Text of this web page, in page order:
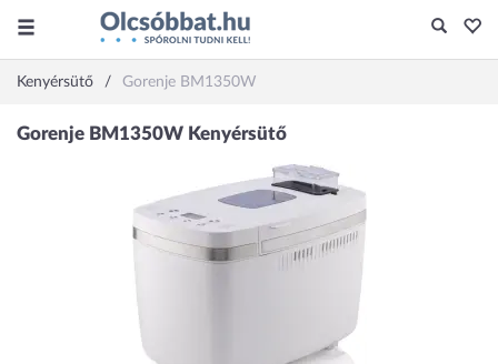
Kenyérsütő Gorenje BM1350W